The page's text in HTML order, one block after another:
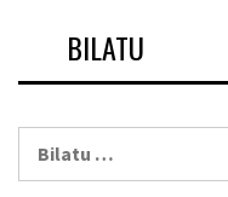
BILATU